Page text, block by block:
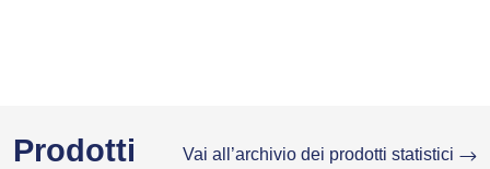
Prodotti Vai all’archivio dei prodotti statistici